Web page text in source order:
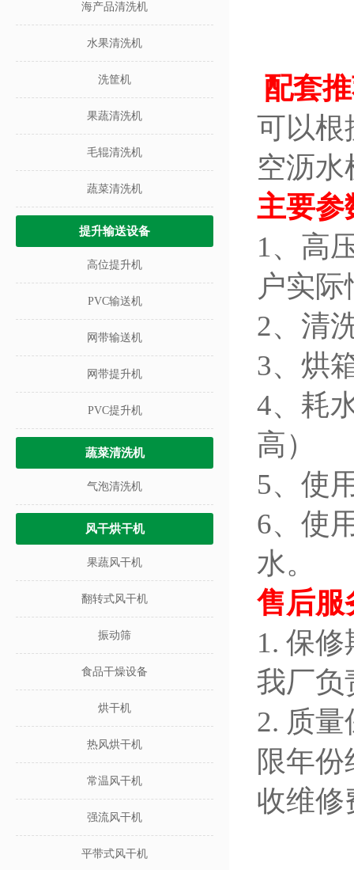
海产品清洗机
水果清洗机
洗筐机
果蔬清洗机
毛辊清洗机
蔬菜清洗机
提升输送设备
高位提升机
PVC输送机
网带输送机
网带提升机
PVC提升机
蔬菜清洗机
气泡清洗机
风干烘干机
果蔬风干机
翻转式风干机
振动筛
食品干燥设备
烘干机
热风烘干机
常温风干机
强流风干机
平带式风干机
配套
可以根
空沥水
主要参
1、高
户实
2、清
3、烘
4、耗
高）
5、使
6、使
水。
售后服
1. 保
我厂负
2. 质
限年
收维修